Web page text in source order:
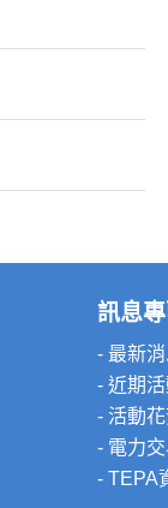
訊息
- 最新
- 近期
- 活動
- 電力
- TEPA